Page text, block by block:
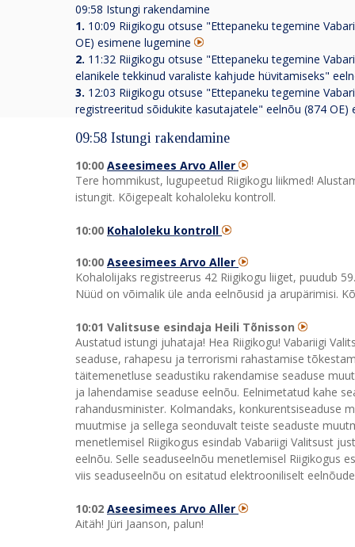
09:58 Istungi rakendamine
1. 10:09 Riigikogu otsuse "Ettepaneku tegemine
OE) esimene lugemine
2. 11:32 Riigikogu otsuse "Ettepaneku tegemine
elanikele tekkinud varaliste kahjude hüvitamiseks"
3. 12:03 Riigikogu otsuse "Ettepaneku tegemine
registreeritud sõidukite kasutajatele" eelnõu (874 OE)
09:58 Istungi rakendamine
10:00 Aseesimees Arvo Aller
Tere hommikust, lugupeetud Riigikogu liikmed!
istungit. Kõigepealt kohaloleku kontroll.
10:00 Kohaloleku kontroll
10:00 Aseesimees Arvo Aller
Kohalolijaks registreerus 42 Riigikogu liiget, puudub
Nüüd on võimalik üle anda eelnõusid ja arupärimisi.
10:01 Valitsuse esindaja Heili Tõnisson
Austatud istungi juhataja! Hea Riigikogu! Vabariigi
seaduse, rahapesu ja terrorismi rahastamise
täitemenetluse seadustiku rakendamise seaduse
ja lahendamise seaduse eelnõu. Eelnimetatud kahe
rahandusminister. Kolmandaks, konkurentsiseaduse
muutmise ja sellega seonduvalt teiste seaduste
menetlemisel Riigikogus esindab Vabariigi Valitsust
eelnõu. Selle seaduseelnõu menetlemisel Riigikogus
viis seaduseelnõu on esitatud elektrooniliselt
10:02 Aseesimees Arvo Aller
Aitäh! Jüri Jaanson, palun!